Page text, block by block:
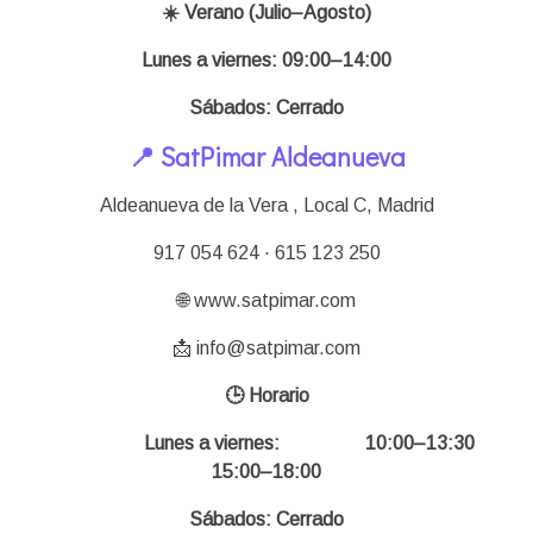
☀️ Verano (Julio–Agosto)
Lunes a viernes: 09:00–14:00
Sábados: Cerrado
📍 SatPimar Aldeanueva
Aldeanueva de la Vera , Local C, Madrid
917 054 624 · 615 123 250
🌐 www.satpimar.com
📩 info@satpimar.com
🕒 Horario
Lunes a viernes: 10:00–13:30
15:00–18:00
Sábados: Cerrado